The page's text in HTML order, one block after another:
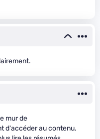
mur de
d'accéder au contenu.